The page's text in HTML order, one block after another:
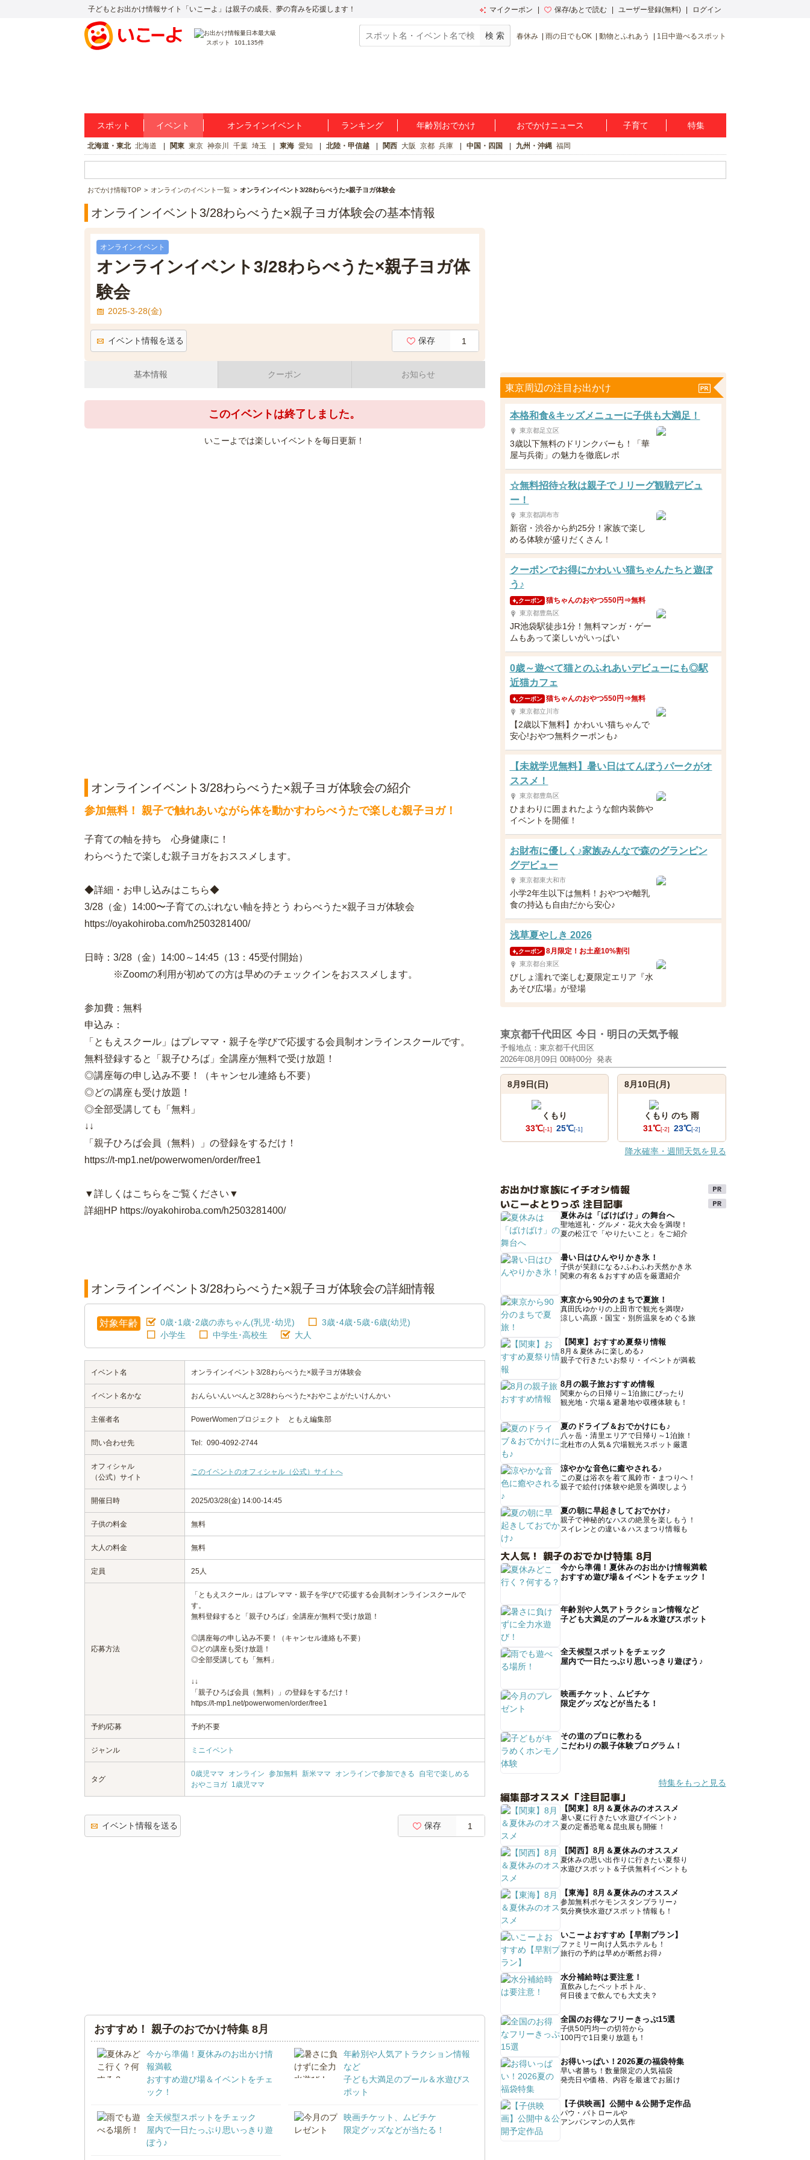
子どもとお出かけ情報サイト「いこーよ」は親子の成長、夢の育みを応援します！ マイクーポン 保存/あとで読む ユーザー登録(無料) ログイン
スポット 101,135件
春休み 雨の日でもOK 動物とふれあう 1日中遊べるスポット
スポット イベント オンラインイベント ランキング 年齢別おでかけ おでかけニュース 子育て 特集
北海道・東北 北海道 関東 東京 神奈川 千葉 埼玉 東海 愛知 北陸・甲信越 関西 大阪 京都 兵庫 中国・四国 九州・沖縄 福岡
おでかけ情報TOP オンラインのイベント一覧 オンラインイベント3/28わらべうた×親子ヨガ体験会
オンラインイベント3/28わらべうた×親子ヨガ体験会の基本情報
オンラインイベント
オンラインイベント3/28わらべうた×親子ヨガ体
験会
2025-3-28(金)
イベント情報を送る 保存 1
基本情報 クーポン お知らせ
このイベントは終了しました。
いこーよでは楽しいイベントを毎日更新！
オンラインイベント3/28わらべうた×親子ヨガ体験会の紹介
参加無料！ 親子で触れあいながら体を動かすわらべうたで楽しむ親子ヨガ！
子育ての軸を持ち 心身健康に！
わらべうたで楽しむ親子ヨガをおススメします。
◆詳細・お申し込みはこちら◆
3/28（金）14:00〜子育てのぶれない軸を持とう わらべうた×親子ヨガ体験会
https://oyakohiroba.com/h2503281400/
日時：3/28（金）14:00～14:45（13：45受付開始）
※Zoomの利用が初めての方は早めのチェックインをおススメします。
参加費：無料
申込み：
「ともえスクール」はプレママ・親子を学びで応援する会員制オンラインスクールです。
無料登録すると「親子ひろば」全講座が無料で受け放題！
◎講座毎の申し込み不要！（キャンセル連絡も不要）
◎どの講座も受け放題！
◎全部受講しても「無料」
↓↓
「親子ひろば会員（無料）」の登録をするだけ！
https://t-mp1.net/powerwomen/order/free1
▼詳しくはこちらをご覧ください▼
詳細HP https://oyakohiroba.com/h2503281400/
オンラインイベント3/28わらべうた×親子ヨガ体験会の詳細情報
対象年齢 0歳･1歳･2歳の赤ちゃん(乳児･幼児)
3歳･4歳･5歳･6歳(幼児)
小学生
中学生･高校生 大人
イベント名 オンラインイベント3/28わらべうた×親子ヨガ体験会
イベント名かな おんらいんいべんと3/28わらべうた×おやこよがたいけんかい
主催者名 PowerWomenプロジェクト ともえ編集部
問い合わせ先 Tel: 090-4092-2744
オフィシャル
（公式）サイト
このイベントのオフィシャル（公式）サイトへ
開催日時 2025/03/28(金) 14:00-14:45
子供の料金 無料
大人の料金 無料
定員 25人
応募方法
「ともえスクール」はプレママ・親子を学びで応援する会員制オンラインスクールで
す。
無料登録すると「親子ひろば」全講座が無料で受け放題！
◎講座毎の申し込み不要！（キャンセル連絡も不要）
◎どの講座も受け放題！
◎全部受講しても「無料」
↓↓
「親子ひろば会員（無料）」の登録をするだけ！
https://t-mp1.net/powerwomen/order/free1
予約/応募 予約不要
ジャンル ミニイベント
タグ
0歳児ママ オンライン 参加無料 新米ママ オンラインで参加できる
自宅で楽しめる
おやこヨガ
1歳児ママ
イベント情報を送る 保存 1
おすすめ！ 親子のおでかけ特集 8月
今から準備！夏休みのお出かけ情
報満載
おすすめ遊び場＆イベントをチェ
ック！
年齢別や人気アトラクション情報
など
子ども大満足のプール＆水遊びス
ポット
全天候型スポットをチェック
屋内で一日たっぷり思いっきり遊
ぼう♪
映画チケット、ムビチケ
限定グッズなどが当たる！
東京周辺の注目お出かけ
本格和食&キッズメニューに子供も大満足！
東京都足立区
3歳以下無料のドリンクバーも！「華
屋与兵衛」の魅力を徹底レポ
☆無料招待☆秋は親子でＪリーグ観戦デビュ
ー！
東京都調布市
新宿・渋谷から約25分！家族で楽し
める体験が盛りだくさん！
クーポンでお得にかわいい猫ちゃんたちと遊ぼ
う♪
クーポン 猫ちゃんのおやつ550円⇒無料
東京都豊島区
JR池袋駅徒歩1分！無料マンガ・ゲー
ムもあって楽しいがいっぱい
0歳～遊べて猫とのふれあいデビューにも◎駅
近猫カフェ
クーポン 猫ちゃんのおやつ550円⇒無料
東京都立川市
【2歳以下無料】かわいい猫ちゃんで
安心!おやつ無料クーポンも♪
【未就学児無料】暑い日はてんぼうパークがオ
ススメ！
東京都豊島区
ひまわりに囲まれたような館内装飾や
イベントを開催！
お財布に優しく♪家族みんなで森のグランピン
グデビュー
東京都東大和市
小学2年生以下は無料！おやつや離乳
食の持込も自由だから安心♪
浅草夏やしき 2026
クーポン 8月限定！お土産10%割引
東京都台東区
びしょ濡れで楽しむ夏限定エリア『水
あそび広場』が登場
東京都千代田区 今日・明日の天気予報
予報地点：東京都千代田区
2026年08月09日 00時00分 発表
8月9日(日)
くもり
33℃[-1] 25℃[-1]
8月10日(月)
くもり のち 雨
31℃[-2] 23℃[-2]
降水確率・週間天気を見る
お出かけ家族にイチオシ情報
いこーよとりっぷ 注目記事
夏休みは「ばけばけ」の舞台へ
聖地巡礼・グルメ・花火大会を満喫！
夏の松江で「やりたいこと」をご紹介
暑い日はひんやりかき氷！
子供が笑顔になる♪ふわふわ天然かき氷
関東の有名＆おすすめ店を厳選紹介
東京から90分のまちで夏旅！
真田氏ゆかりの上田市で観光を満喫♪
涼しい高原・国宝・別所温泉をめぐる旅
【関東】おすすめ夏祭り情報
8月＆夏休みに楽しめる♪
親子で行きたいお祭り・イベントが満載
8月の親子旅おすすめ情報
関東からの日帰り～1泊旅にぴったり
観光地・穴場＆避暑地や収穫体験も！
夏のドライブ＆おでかけにも♪
八ヶ岳・清里エリアで日帰り～1泊旅！
北杜市の人気＆穴場観光スポット厳選
涼やかな音色に癒やされる♪
この夏は浴衣を着て風鈴市・まつりへ！
親子で絵付け体験や絶景を満喫しよう
夏の朝に早起きしておでかけ♪
親子で神秘的なハスの絶景を楽しもう！
スイレンとの違い＆ハスまつり情報も
大人気！ 親子のおでかけ特集 8月
今から準備！夏休みのお出かけ情報満載
おすすめ遊び場＆イベントをチェック！
年齢別や人気アトラクション情報など
子ども大満足のプール＆水遊びスポット
全天候型スポットをチェック
屋内で一日たっぷり思いっきり遊ぼう♪
映画チケット、ムビチケ
限定グッズなどが当たる！
その道のプロに教わる
こだわりの親子体験プログラム！
特集をもっと見る
編集部オススメ「注目記事」
【関東】8月＆夏休みのオススメ
暑い夏に行きたい水遊びイベント♪
夏の定番恐竜＆昆虫展も開催！
【関西】8月＆夏休みのオススメ
夏休みの思い出作りに行きたい夏祭り
水遊びスポット＆子供無料イベントも
【東海】8月＆夏休みのオススメ
参加無料ポケモンスタンプラリー♪
気分爽快水遊びスポット情報も！
いこーよおすすめ【早割プラン】
ファミリー向け人気ホテルも！
旅行の予約は早めが断然お得♪
水分補給時は要注意！
直飲みしたペットボトル、
何日後まで飲んでも大丈夫？
全国のお得なフリーきっぷ15選
子供50円均一の切符から
100円で1日乗り放題も！
お得いっぱい！2026夏の福袋特集
早い者勝ち！数量限定の人気福袋
発売日や価格、内容を最速でお届け
【子供映画】公開中＆公開予定作品
パウ・パトロールや
アンパンマンの人気作